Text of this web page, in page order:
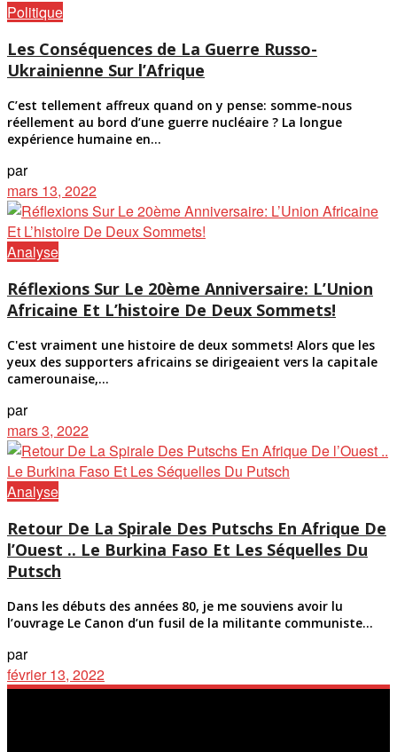
Politique
Les Conséquences de La Guerre Russo-
Ukrainienne Sur l’Afrique
C’est tellement affreux quand on y pense: somme-nous
réellement au bord d’une guerre nucléaire ? La longue
expérience humaine en...
par
mars 13, 2022
Analyse
Réflexions Sur Le 20ème Anniversaire: L’Union
Africaine Et L’histoire De Deux Sommets!
C'est vraiment une histoire de deux sommets! Alors que les
yeux des supporters africains se dirigeaient vers la capitale
camerounaise,...
par
mars 3, 2022
Analyse
Retour De La Spirale Des Putschs En Afrique De
l’Ouest .. Le Burkina Faso Et Les Séquelles Du
Putsch
Dans les débuts des années 80, je me souviens avoir lu
l’ouvrage Le Canon d’un fusil de la militante communiste...
par
février 13, 2022